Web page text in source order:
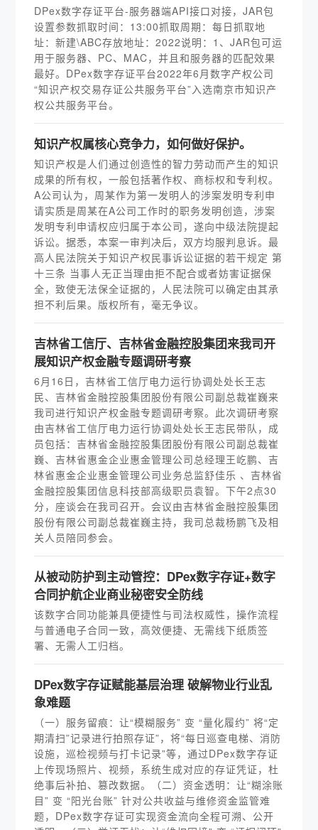
DPex数字存证平台-服务器端API接口对接，JAR包
设置参数抓取时间：13:00抓取周期：每日抓取地
址：新建\ABC存放地址：2022说明：1、JAR包可运
用于服务器、PC、MAC，并且和服务器的匹配效果
最好。DPex数字存证平台2022年6月数字产权公司
“知识产权交易存证公共服务平台”入选南京市知识产
权公共服务平台。
知识产权属核心竞争力，如何做好保护。
知识产权是人们通过创造性的智力劳动而产生的知识
成果的所有权，一般包括著作权、商标权和专利权。
A公司认为，周某作为第一发明人的涉案发明专利申
请实质是周某在A公司工作时的职务发明创造，涉案
发明专利申请权应归属于本公司，遂向中级法院提起
诉讼。据悉，本案一审判决后，双方均服判息诉。最
高人民法院关于知识产权民事诉讼证据的若干规定 第
十三条 当事人无正当理由拒不配合或者妨害证据保
全，致使无法保全证据的，人民法院可以确定由其承
担不利后果。版权所有，毫无争议。
吉林省工信厅、吉林省金融控股集团来我司开
展知识产权金融专题调研考察
6月16日，吉林省工信厅电力运行协调处处长王志
民、吉林省金融控股集团股份有限公司副总裁崔巍来
我司进行知识产权金融专题调研考察。此次调研考察
由吉林省工信厅电力运行协调处处长王志民带队，成
员包括：吉林省金融控股集团股份有限公司副总裁崔
巍、吉林省惠金企业惠金管理公司总经理王屹鹏、吉
林省惠金企业惠金管理公司业务总监舒佳乐 、吉林省
金融控股集团信息科技部高级职员袁智。下午2点30
分，座谈会在我司召开。会议由吉林省金融控股集团
股份有限公司副总裁崔巍主持，我司总裁杨鹏飞及相
关人员陪同参会。
从被动防护到主动管控：DPex数字存证+数字
合同护航企业商业秘密安全防线
该数字合同功能兼具便捷性与司法权威性，操作流程
与普通电子合同一致，高效便捷、无需线下纸质签
署、无需人工归档。
DPex数字存证赋能基层治理 破解物业行业乱
象难题
（一）服务留痕：让“模糊服务” 变 “量化履约” 将“定
期清扫”记录进行拍照存证”，将“每日巡查电梯、消防
设施，巡检视频与打卡记录”等，通过DPex数字存证
上传现场照片、视频，系统生成对应的存证凭证，杜
绝事后补拍、篡改数据。（二）资金透明：让“糊涂账
目” 变 “阳光台账” 针对公共收益与维修资金监管难
题，DPex数字存证可实现资金流向全程可溯、公开